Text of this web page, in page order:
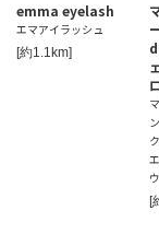
emma eyelash
エマアイラッシュ
[約1.1km]
[